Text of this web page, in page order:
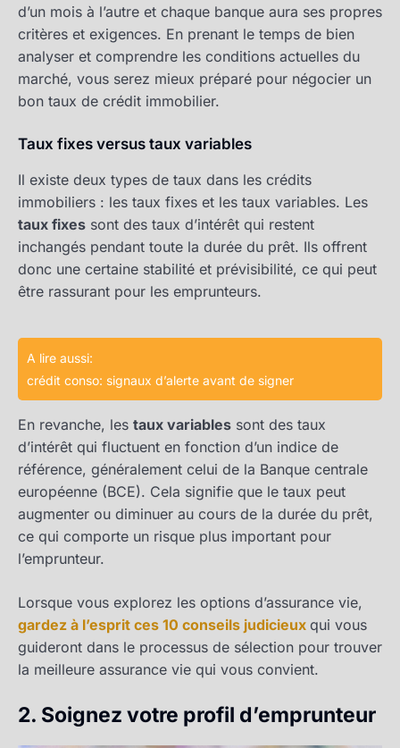
d’un mois à l’autre et chaque banque aura ses propres
critères et exigences. En prenant le temps de bien
analyser et comprendre les conditions actuelles du
marché, vous serez mieux préparé pour négocier un
bon taux de crédit immobilier.
Taux fixes versus taux variables
Il existe deux types de taux dans les crédits
immobiliers : les taux fixes et les taux variables. Les
taux fixes sont des taux d’intérêt qui restent
inchangés pendant toute la durée du prêt. Ils offrent
donc une certaine stabilité et prévisibilité, ce qui peut
être rassurant pour les emprunteurs.
A lire aussi:
crédit conso: signaux d’alerte avant de signer
En revanche, les taux variables sont des taux
d’intérêt qui fluctuent en fonction d’un indice de
référence, généralement celui de la Banque centrale
européenne (BCE). Cela signifie que le taux peut
augmenter ou diminuer au cours de la durée du prêt,
ce qui comporte un risque plus important pour
l’emprunteur.
Lorsque vous explorez les options d’assurance vie,
gardez à l’esprit ces 10 conseils judicieux qui vous
guideront dans le processus de sélection pour trouver
la meilleure assurance vie qui vous convient.
2. Soignez votre profil d’emprunteur